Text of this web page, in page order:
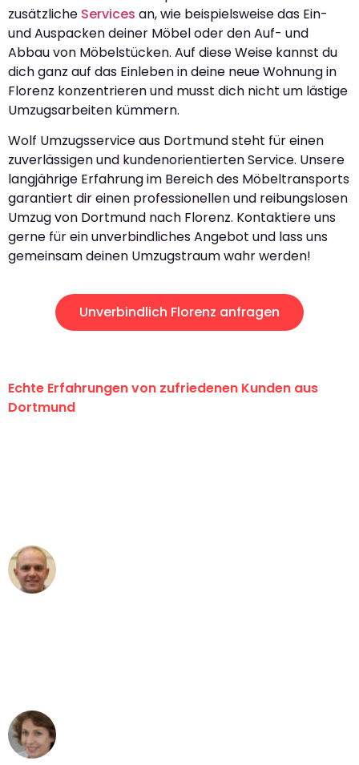
zusätzliche Services an, wie beispielsweise das Ein-
und Auspacken deiner Möbel oder den Auf- und
Abbau von Möbelstücken. Auf diese Weise kannst du
dich ganz auf das Einleben in deine neue Wohnung in
Florenz konzentrieren und musst dich nicht um lästige
Umzugsarbeiten kümmern.
Wolf Umzugsservice aus Dortmund steht für einen
zuverlässigen und kundenorientierten Service. Unsere
langjährige Erfahrung im Bereich des Möbeltransports
garantiert dir einen professionellen und reibungslosen
Umzug von Dortmund nach Florenz. Kontaktiere uns
gerne für ein unverbindliches Angebot und lass uns
gemeinsam deinen Umzugstraum wahr werden!
Unverbindlich Florenz anfragen
Echte Erfahrungen von zufriedenen Kunden aus
Dortmund